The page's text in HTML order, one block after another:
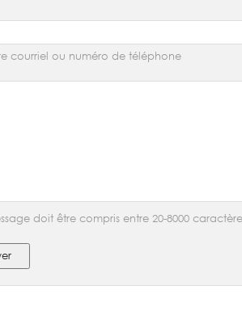
courriel ou numéro de téléphone
doit être compris entre 20-8000